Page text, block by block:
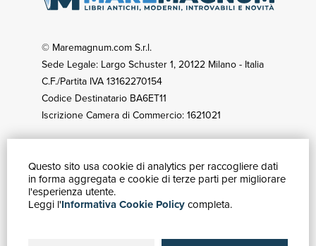
Questo sito usa cookie di analytics per raccogliere dati
in forma aggregata e cookie di terze parti per migliorare
l'esperienza utente.
Leggi l'Informativa Cookie Policycompleta.
© Maremagnum.com S.r.l.
Sede Legale: Largo Schuster 1, 20122 Milano - Italia
C.F./Partita IVA 13162270154
Codice Destinatario BA6ET11
Iscrizione Camera di Commercio: 1621021
GUIDA ACQUISTI
Catalogo
Ricerca avanzata
Spedizioni